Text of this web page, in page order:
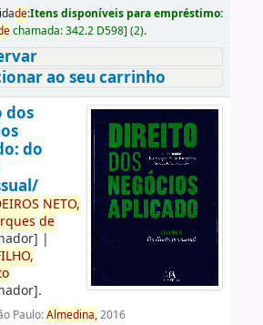
de:Itens disponíveis para empréstimo:
chamada:342.2 D598] (2).
ao seu carrinho
dos
do
IROS NETO,
de
|
.
Paulo:Almedina,2016